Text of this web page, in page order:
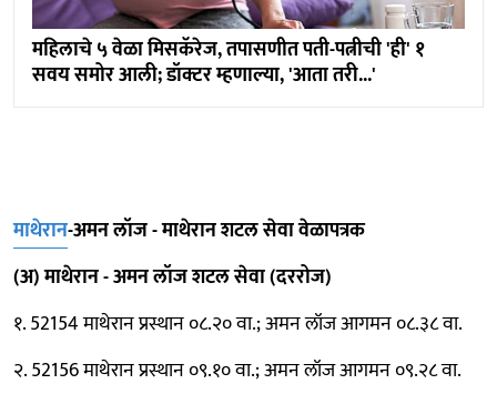
महिलाचे ५ वेळा मिसकॅरेज, तपासणीत पती-पत्नीची 'ही' १
सवय समोर आली; डॉक्टर म्हणाल्या, 'आता तरी...'
माथेरान-अमन लॉज - माथेरान शटल सेवा वेळापत्रक
(अ) माथेरान - अमन लॉज शटल सेवा (दररोज)
१. 52154 माथेरान प्रस्थान ०८.२० वा.; अमन लॉज आगमन ०८.३८ वा.
२. 52156 माथेरान प्रस्थान ०९.१० वा.; अमन लॉज आगमन ०९.२८ वा.